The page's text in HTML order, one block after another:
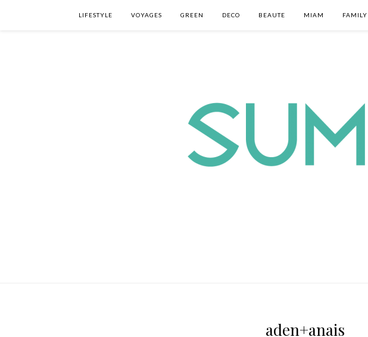
LIFESTYLE VOYAGES GREEN DECO BEAUTE MIAM FAMILY
aden+anais